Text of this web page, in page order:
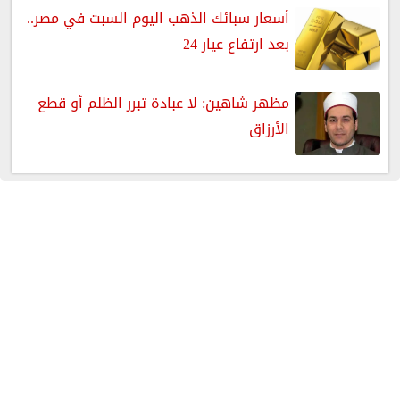
أسعار سبائك الذهب اليوم السبت في مصر..
بعد ارتفاع عيار 24
مظهر شاهين: لا عبادة تبرر الظلم أو قطع
الأرزاق